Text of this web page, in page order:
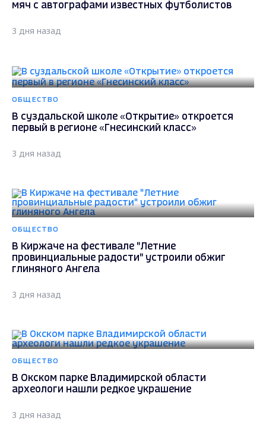
мяч с автографами известных футболистов
3 дня назад
ОБЩЕСТВО
В суздальской школе «Открытие» откроется
первый в регионе «Гнесинский класс»
3 дня назад
ОБЩЕСТВО
В Киржаче на фестивале "Летние
провинциальные радости" устроили обжиг
глиняного Ангела
3 дня назад
ОБЩЕСТВО
В Окском парке Владимирской области
археологи нашли редкое украшение
3 дня назад